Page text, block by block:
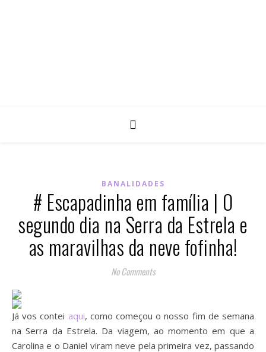
BANALIDADES
# Escapadinha em família | O
segundo dia na Serra da Estrela e
as maravilhas da neve fofinha!
No Comments
Já vos contei aqui, como começou o nosso fim de semana
na Serra da Estrela. Da viagem, ao momento em que a
Carolina e o Daniel viram neve pela primeira vez, passando